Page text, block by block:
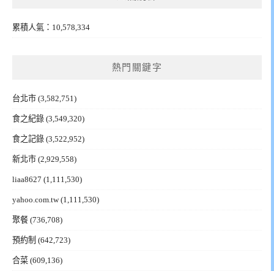
累積人氣：10,578,334
熱門關鍵字
台北市 (3,582,751)
食之紀錄 (3,549,320)
食之記錄 (3,522,952)
新北市 (2,929,558)
liaa8627 (1,111,530)
yahoo.com.tw(1,111,530)
聚餐 (736,708)
預約制 (642,723)
合菜 (609,136)